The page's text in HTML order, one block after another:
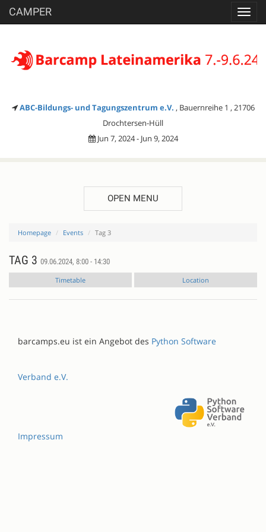
CAMPER
ABC-Bildungs- und Tagungszentrum e.V. , Bauernreihe 1 , 21706
Drochtersen-Hüll
Jun 7, 2024 - Jun 9, 2024
OPEN MENU
Homepage Events Tag 3
TAG 3 09.06.2024, 8:00 - 14:30
Timetable Location
barcamps.eu ist ein Angebot des Python Software
Verband e.V.
Impressum